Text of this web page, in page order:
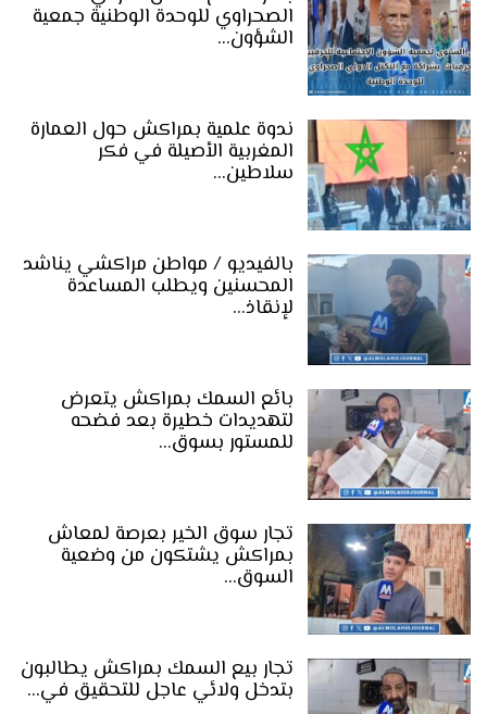
الصحراوي للوحدة الوطنية جمعية
الشؤون…
ندوة علمية بمراكش حول العمارة
المغربية الأصيلة في فكر
سلاطين…
بالفيديو / مواطن مراكشي يناشد
المحسنين ويطلب المساعدة
لإنقاذ…
بائع السمك بمراكش يتعرض
لتهديدات خطيرة بعد فضحه
للمستور بسوق…
تجار سوق الخير بعرصة لمعاش
بمراكش يشتكون من وضعية
السوق…
تجار بيع السمك بمراكش يطالبون
بتدخل ولائي عاجل للتحقيق في…